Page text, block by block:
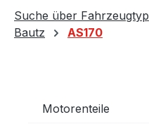
Suche über Fahrzeugtyp
Bautz
AS170
Motorenteile